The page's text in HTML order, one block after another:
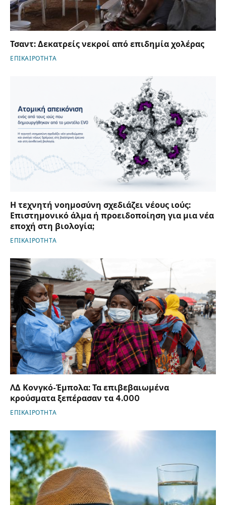
Τσαντ: Δεκατρείς νεκροί από επιδημία χολέρας
ΕΠΙΚΑΙΡΟΤΗΤΑ
Η τεχνητή νοημοσύνη σχεδιάζει νέους ιούς:
Επιστημονικό άλμα ή προειδοποίηση για μια νέα
εποχή στη βιολογία;
ΕΠΙΚΑΙΡΟΤΗΤΑ
ΛΔ Κονγκό-Έμπολα: Τα επιβεβαιωμένα
κρούσματα ξεπέρασαν τα 4.000
ΕΠΙΚΑΙΡΟΤΗΤΑ